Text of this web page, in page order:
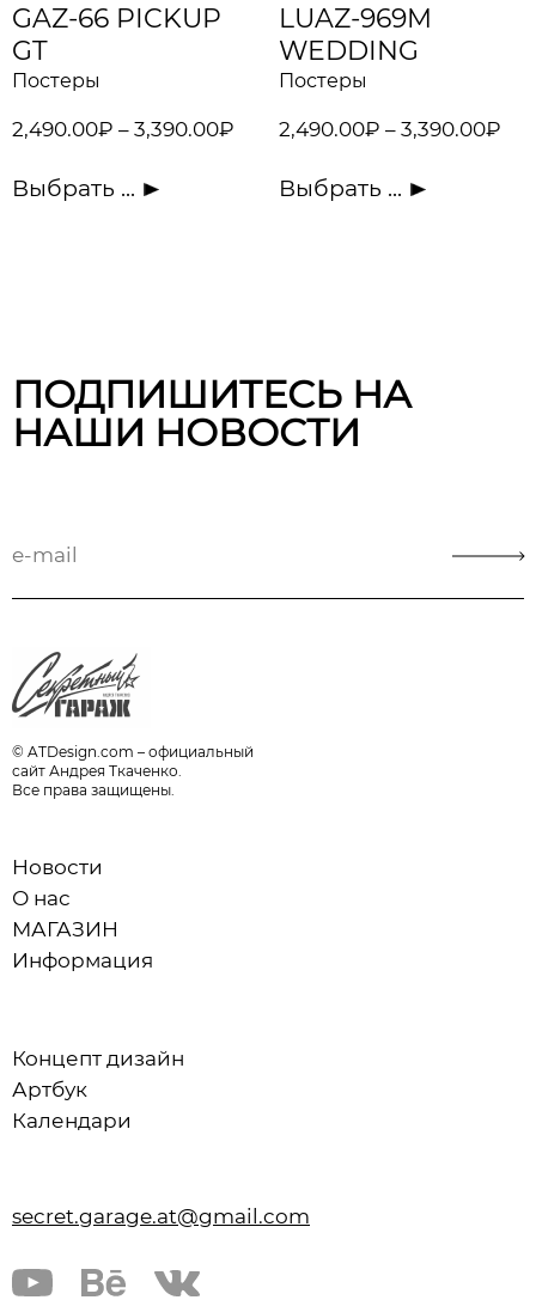
GAZ-66 PICKUP
GT
Постеры
2,490.00₽ – 3,390.00₽
Выбрать ...
LUAZ-969M
WEDDING
Постеры
2,490.00₽ – 3,390.00₽
Выбрать ...
ПОДПИШИТЕСЬ НА
НАШИ НОВОСТИ
© ATDesign.com – официальный
сайт Андрея Ткаченко.
Все права защищены.
Новости
О нас
МАГАЗИН
Информация
Концепт дизайн
Артбук
Календари
secret.garage.at@gmail.com